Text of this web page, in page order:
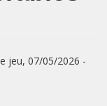
jeu, 07/05/2026 -